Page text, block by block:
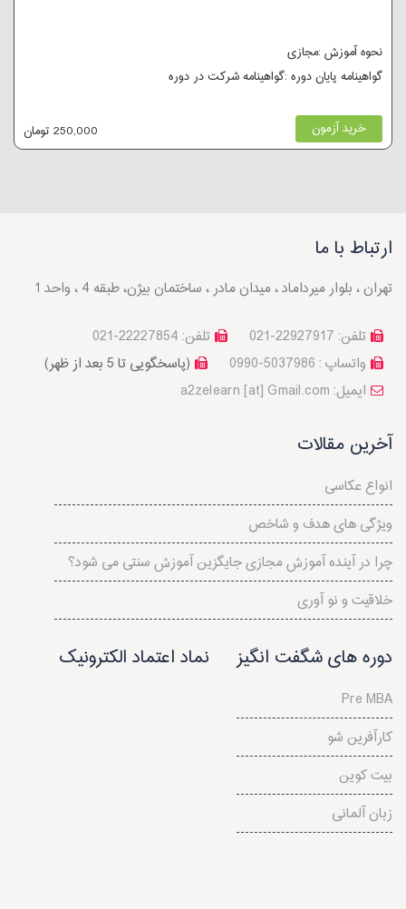
نحوه آموزش :مجازی
گواهینامه پایان دوره :گواهینامه شرکت در دوره
خرید آزمون 250,000 تومان
ارتباط با ما
تهران ، بلوار میرداماد ، میدان مادر ، ساختمان بیژن، طبقه 4 ، واحد 1
تلفن: 22227854-021
تلفن: 22927917-021
(پاسخگویی تا 5 بعد از ظهر)
واتساپ : 5037986-0990
a2zelearn [at] Gmail.com :ایمیل
آخرین مقالات
انواع عکاسی
ویژگی های هدف و شاخص
چرا در آینده آموزش مجازی جایگزین آموزش سنتی می شود؟
خلاقیت و نو آوری
دوره های شگفت انگیز
Pre MBA
کارآفرین شو
بیت کوین
زبان آلمانی
نماد اعتماد الکترونیک